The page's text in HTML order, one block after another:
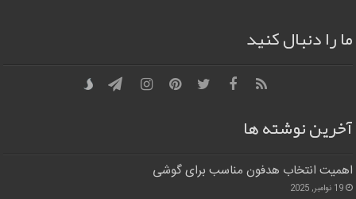
ما را دنبال کنید
آخرین نوشته ها
اهمیت انتخاب هدفون مناسب برای گوشی
19 نوامبر, 2025